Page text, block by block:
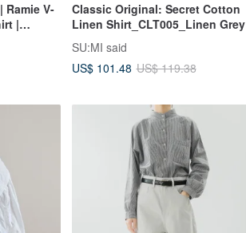
Ramie V-
|
Classic Original: Secret Cotton
Linen Shirt_CLT005_Linen Grey
SU:MI said
US$ 101.48 US$ 119.38